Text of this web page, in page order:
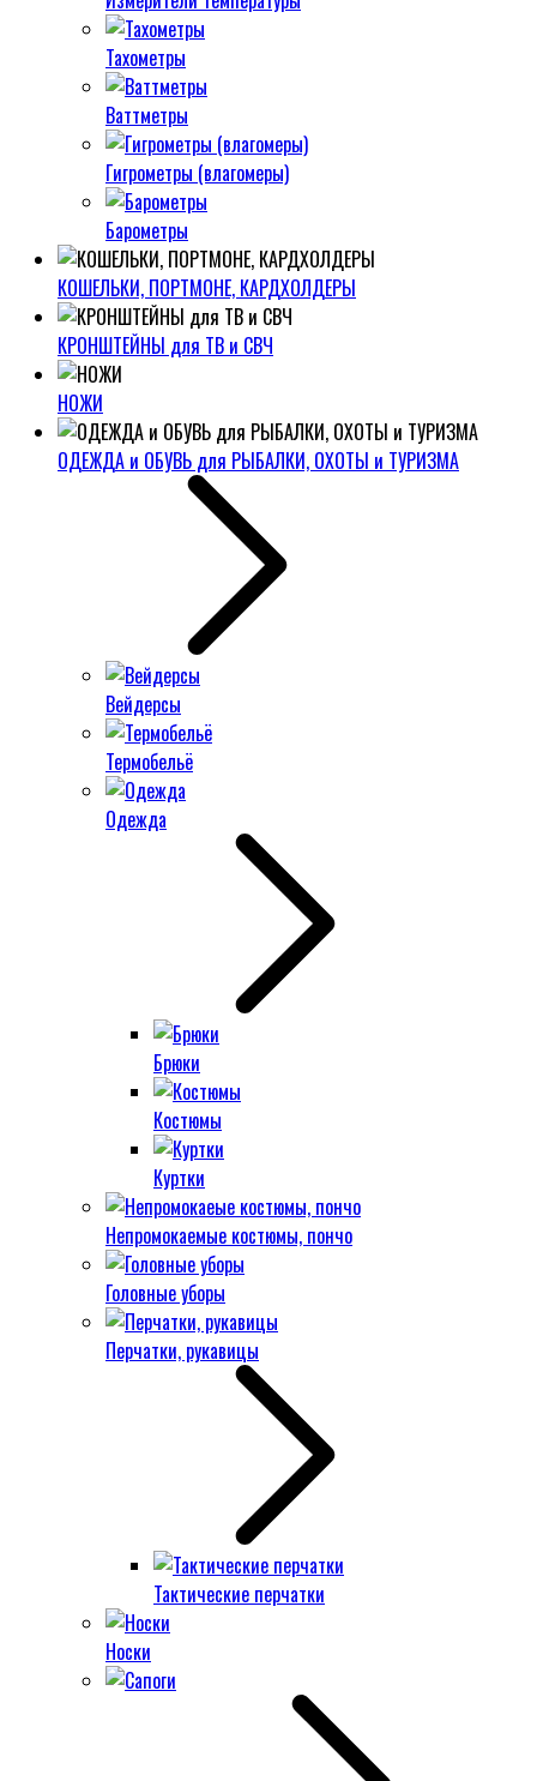
Тахометры
Ваттметры
Гигрометры (влагомеры)
Барометры
КОШЕЛЬКИ, ПОРТМОНЕ, КАРДХОЛДЕРЫ
КРОНШТЕЙНЫ для ТВ и СВЧ
НОЖИ
ОДЕЖДА и ОБУВЬ для РЫБАЛКИ, ОХОТЫ и ТУРИЗМА
Вейдерсы
Термобельё
Одежда
Брюки
Костюмы
Куртки
Непромокаемые костюмы, пончо
Головные уборы
Перчатки, рукавицы
Тактические перчатки
Носки